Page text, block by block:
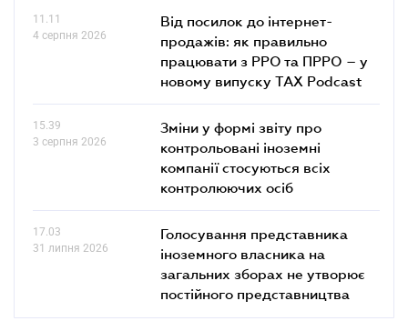
11.11
4 серпня 2026
Від посилок до інтернет-
продажів: як правильно
працювати з РРО та ПРРО – у
новому випуску TAX Podcast
15.39
3 серпня 2026
Зміни у формі звіту про
контрольовані іноземні
компанії стосуються всіх
контролюючих осіб
17.03
31 липня 2026
Голосування представника
іноземного власника на
загальних зборах не утворює
постійного представництва